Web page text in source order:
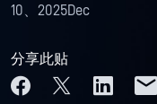
10、2025Dec
分享此贴